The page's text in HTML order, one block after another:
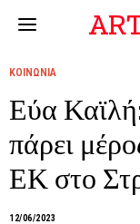
ΚΟΙΝΩΝΙΑ
Εύα
πάρει
ΕΚ στο
12/06/2023